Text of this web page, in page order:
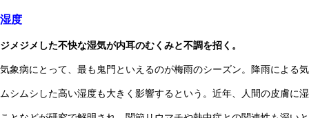
湿度
ジメジメした不快な湿気が内耳のむくみと不調を招く。
気象病にとって、最も鬼門といえるのが梅雨のシーズン。降雨による
ムシムシした高い湿度も大きく影響するという。近年、人間の皮膚に